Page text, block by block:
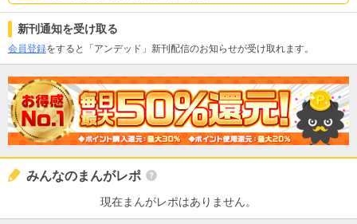
新刊通知を受け取る
会員登録をすると「アンデッド」新刊配信のお知らせが受け取れます。
みんなのまんがレポ
現在まんがレポはありません。